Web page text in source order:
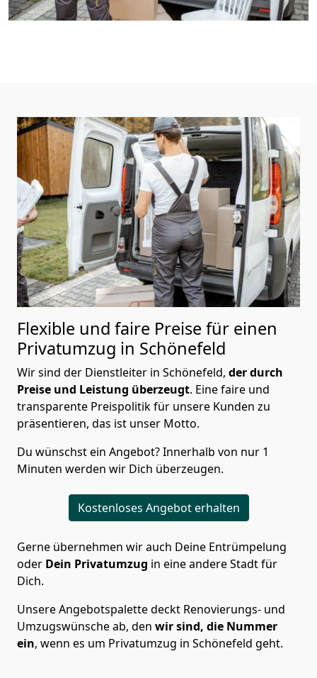
Flexible und faire Preise für einen
Privatumzug in Schönefeld
Wir sind der Dienstleiter in Schönefeld, der durch
Preise und Leistung überzeugt. Eine faire und
transparente Preispolitik für unsere Kunden zu
präsentieren, das ist unser Motto.
Du wünschst ein Angebot? Innerhalb von nur 1
Minuten werden wir Dich überzeugen.
Kostenloses Angebot erhalten
Gerne übernehmen wir auch Deine Entrümpelung
oder Dein Privatumzug in eine andere Stadt für
Dich.
Unsere Angebotspalette deckt Renovierungs- und
Umzugswünsche ab, den wir sind, die Nummer
ein, wenn es um Privatumzug in Schönefeld geht.